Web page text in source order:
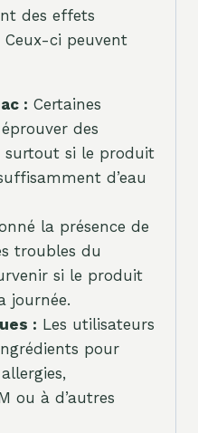
des effets
Ceux-ci peuvent
: Certaines
des
surtout si le produit
d’eau
la présence de
troubles du
si le produit
journée.
: Les utilisateurs
pour
ou à d’autres